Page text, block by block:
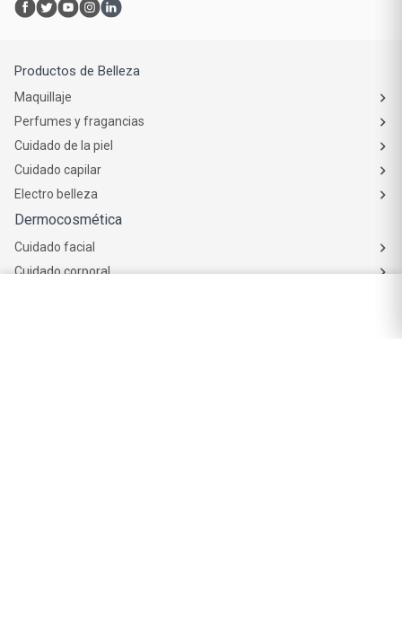
Productos de Belleza
Maquillaje
Perfumes y fragancias
Cuidado de la piel
Cuidado capilar
Electro belleza
Dermocosmética
Cuidado facial
Cuidado corporal